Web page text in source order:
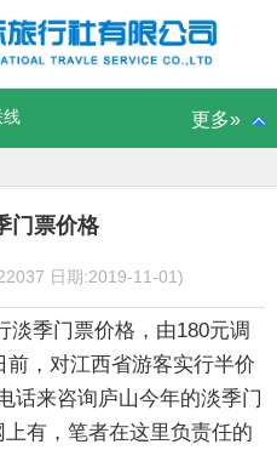
线 更多»
门票价格
日期:2019-11-01)
季门票价格，由180元调
前，对江西省游客实行半价
话来咨询庐山今年的淡季门
有，笔者在这里负责任的